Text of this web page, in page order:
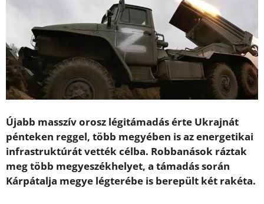
Újabb masszív orosz légitámadás érte Ukrajnát
pénteken reggel, több megyében is az energetikai
infrastruktúrát vették célba. Robbanások ráztak
meg több megyeszékhelyet, a támadás során
Kárpátalja megye légterébe is berepült két rakéta.